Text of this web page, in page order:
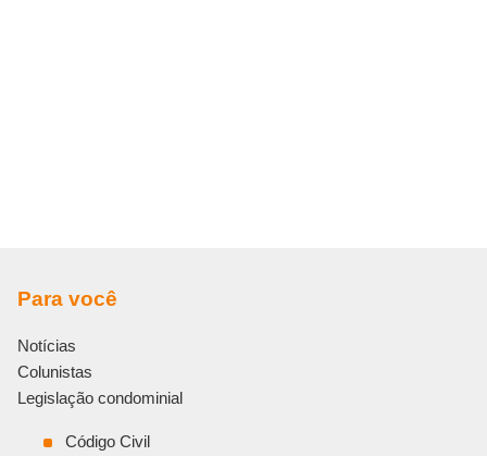
Para você
Notícias
Colunistas
Legislação condominial
Código Civil